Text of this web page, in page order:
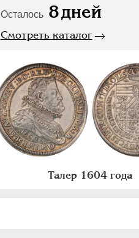
Осталось 8дней
Смотреть каталог
Талер 1604 года